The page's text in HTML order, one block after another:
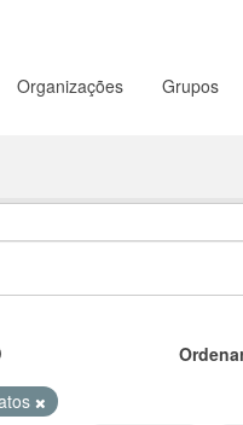
Organizações Grupos